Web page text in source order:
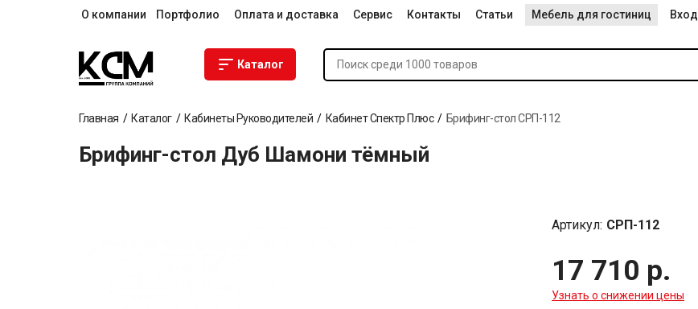
О компании Портфолио Оплата и доставка Сервис Контакты Статьи Мебель для гостиниц Вход
Каталог
Главная Каталог Кабинеты Руководителей Кабинет Спектр Плюс Брифинг-стол СРП-112
Брифинг-стол Дуб Шамони тёмный
Артикул: СРП-112
17 710 р.
Узнать о снижении цены